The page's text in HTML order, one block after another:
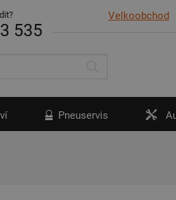
Velkoobchod
535
Pneuservis